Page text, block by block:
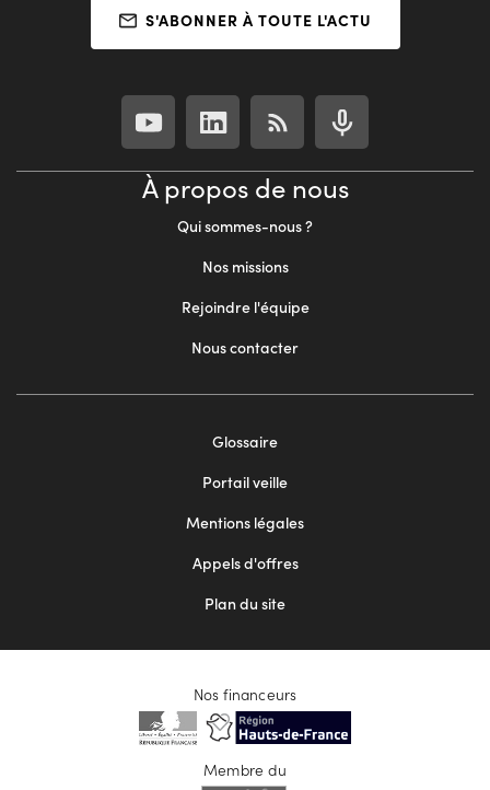
S'ABONNER À TOUTE L'ACTU
À propos de nous
Qui sommes-nous ?
Nos missions
Rejoindre l'équipe
Nous contacter
Glossaire
Portail veille
Mentions légales
Appels d'offres
Plan du site
Nos financeurs
Membre du